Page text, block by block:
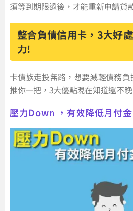
須等到期限過後，才能重新申請貸
整合負債信用卡，3大好
力!
卡債族走投無路，想要減輕債務
推你一把，3大優點現在知道還不
壓力Down ，有效降低月付